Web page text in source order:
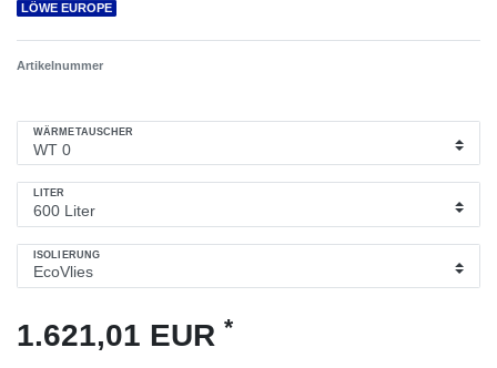
LÖWE EUROPE
Artikelnummer
WÄRMETAUSCHER
LITER
ISOLIERUNG
1.621,01 EUR *